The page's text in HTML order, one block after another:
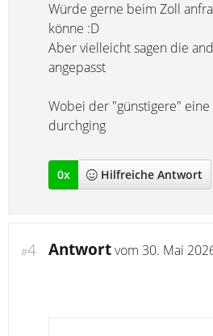
Würde gerne beim Zoll
könne :D
Aber vielleicht sagen die
angepasst
Wobei der "günstigere"
durchging
0x Hilfreiche Antwort
#4 Antwortvom 30. Mai